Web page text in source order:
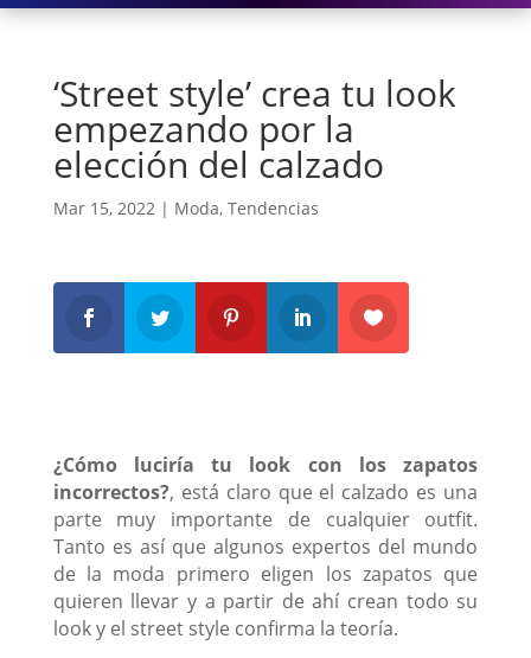
‘Street style’ crea tu look
empezando por la
elección del calzado
Mar 15, 2022| Moda, Tendencias
¿Cómo luciría tu look con los zapatos
incorrectos?, está claro que el calzado es una
parte muy importante de cualquier outfit.
Tanto es así que algunos expertos del mundo
de la moda primero eligen los zapatos que
quieren llevar y a partir de ahí crean todo su
look y el street style confirma la teoría.